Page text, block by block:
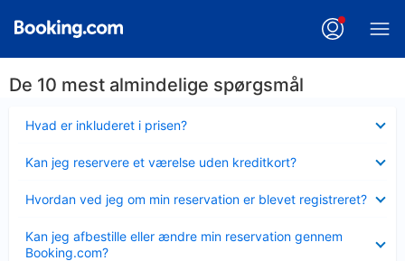
De 10 mest almindelige spørgsmål
Hvad er inkluderet i prisen?
Kan jeg reservere et værelse uden kreditkort?
Hvordan ved jeg om min reservation er blevet registreret?
Kan jeg afbestille eller ændre min reservation gennem
Booking.com?